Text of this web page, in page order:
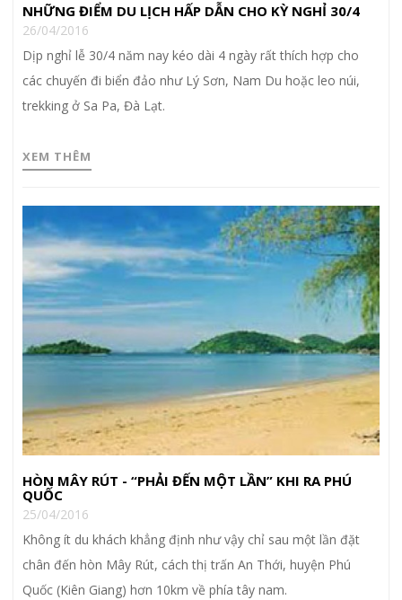
NHỮNG ĐIỂM DU LỊCH HẤP DẪN CHO KỲ NGHỈ 30/4
26/04/2016
Dịp nghỉ lễ 30/4 năm nay kéo dài 4 ngày rất thích hợp cho
các chuyến đi biển đảo như Lý Sơn, Nam Du hoặc leo núi,
trekking ở Sa Pa, Đà Lạt.
XEM THÊM
HÒN MÂY RÚT - “PHẢI ĐẾN MỘT LẦN” KHI RA PHÚ
QUỐC
25/04/2016
Không ít du khách khẳng định như vậy chỉ sau một lần đặt
chân đến hòn Mây Rút, cách thị trấn An Thới, huyện Phú
Quốc (Kiên Giang) hơn 10km về phía tây nam.